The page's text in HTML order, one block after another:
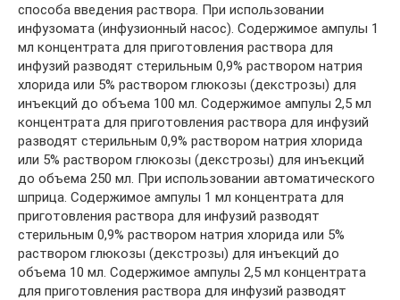
способа введения раствора. При использовании
инфузомата (инфузионный насос). Содержимое ампулы 1
мл концентрата для приготовления раствора для
инфузий разводят стерильным 0,9% раствором натрия
хлорида или 5% раствором глюкозы (декстрозы) для
инъекций до объема 100 мл. Содержимое ампулы 2,5 мл
концентрата для приготовления раствора для инфузий
разводят стерильным 0,9% раствором натрия хлорида
или 5% раствором глюкозы (декстрозы) для инъекций
до объема 250 мл. При использовании автоматического
шприца. Содержимое ампулы 1 мл концентрата для
приготовления раствора для инфузий разводят
стерильным 0,9% раствором натрия хлорида или 5%
раствором глюкозы (декстрозы) для инъекций до
объема 10 мл. Содержимое ампулы 2,5 мл концентрата
для приготовления раствора для инфузий разводят